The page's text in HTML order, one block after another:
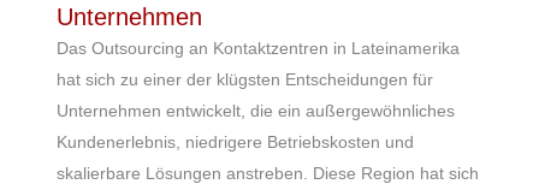
Unternehmen
Das Outsourcing an Kontaktzentren in Lateinamerika
hat sich zu einer der klügsten Entscheidungen für
Unternehmen entwickelt, die ein außergewöhnliches
Kundenerlebnis, niedrigere Betriebskosten und
skalierbare Lösungen anstreben. Diese Region hat sich